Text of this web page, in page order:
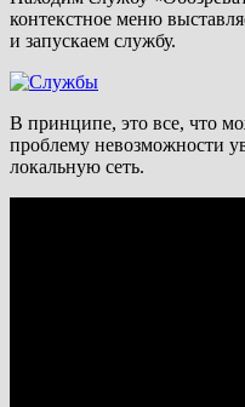
контекстное меню
и запускаем службу.
В принципе, это все, что
проблему невозможности
локальную сеть.